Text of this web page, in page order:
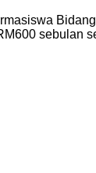
sebulan